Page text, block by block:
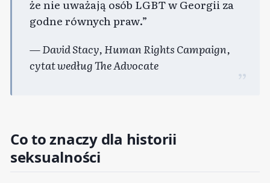
że nie uważają osób LGBT w Georgii za
godne równych praw.”
— David Stacy, Human Rights Campaign,
cytat według The Advocate
Co to znaczy dla historii
seksualności